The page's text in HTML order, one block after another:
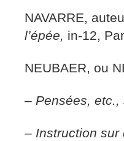
NAVARRE,
l’épée, in-12,
NEUBAER, ou
– Pensées, etc.,
– Instruction